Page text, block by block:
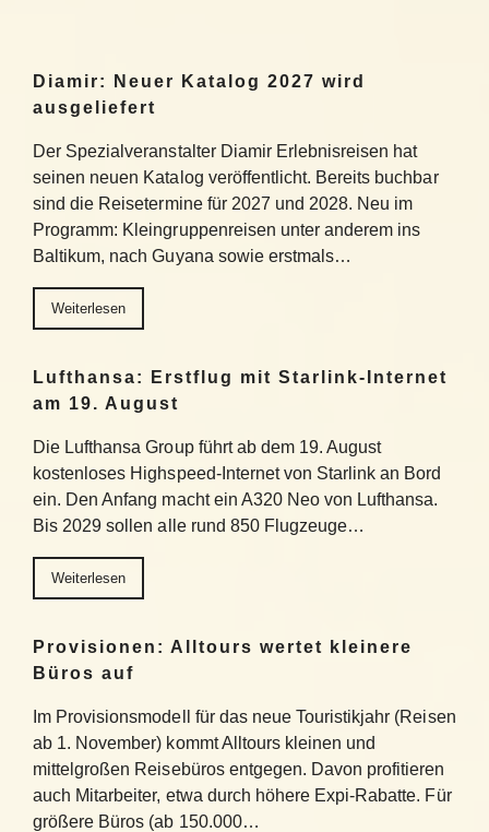
Diamir: Neuer Katalog 2027 wird
ausgeliefert
Der Spezialveranstalter Diamir Erlebnisreisen hat
seinen neuen Katalog veröffentlicht. Bereits buchbar
sind die Reisetermine für 2027 und 2028. Neu im
Programm: Kleingruppenreisen unter anderem ins
Baltikum, nach Guyana sowie erstmals…
Weiterlesen
Lufthansa: Erstflug mit Starlink-Internet
am 19. August
Die Lufthansa Group führt ab dem 19. August
kostenloses Highspeed-Internet von Starlink an Bord
ein. Den Anfang macht ein A320 Neo von Lufthansa.
Bis 2029 sollen alle rund 850 Flugzeuge…
Weiterlesen
Provisionen: Alltours wertet kleinere
Büros auf
Im Provisionsmodell für das neue Touristikjahr (Reisen
ab 1. November) kommt Alltours kleinen und
mittelgroßen Reisebüros entgegen. Davon profitieren
auch Mitarbeiter, etwa durch höhere Expi-Rabatte. Für
größere Büros (ab 150.000…